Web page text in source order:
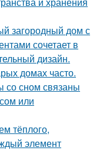
загородный дом с
сочетает в
дизайн.
домах часто.
со сном связаны
или
тёплого,
элемент